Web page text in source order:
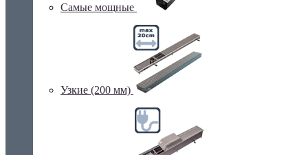
Самые мощные
Узкие (200 мм)